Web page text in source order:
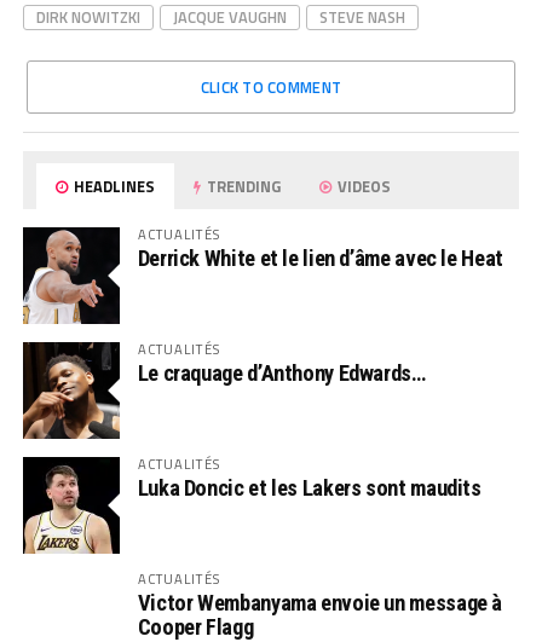
DIRK NOWITZKI
JACQUE VAUGHN STEVE NASH
CLICK TO COMMENT
HEADLINES TRENDING VIDEOS
ACTUALITÉS
Derrick White et le lien d’âme avec le Heat
ACTUALITÉS
Le craquage d’Anthony Edwards…
ACTUALITÉS
Luka Doncic et les Lakers sont maudits
ACTUALITÉS
Victor Wembanyama envoie un message à
Cooper Flagg